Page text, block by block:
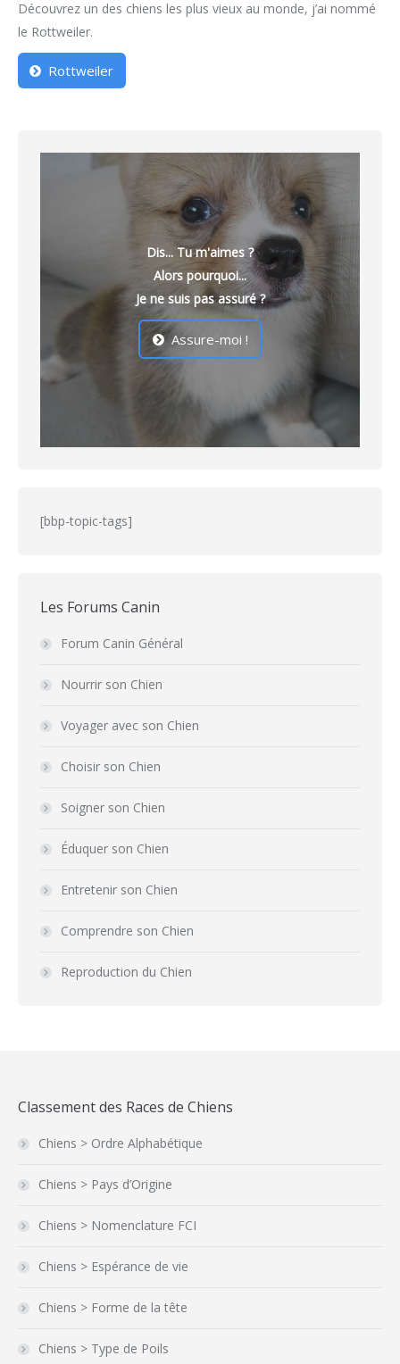
Découvrez un des chiens les plus vieux au monde, j’ai nommé
le Rottweiler.
Rottweiler
Dis... Tu m'aimes ?
Alors pourquoi...
Je ne suis pas assuré ?
Assure-moi !
[bbp-topic-tags]
Les Forums Canin
Forum Canin Général
Nourrir son Chien
Voyager avec son Chien
Choisir son Chien
Soigner son Chien
Éduquer son Chien
Entretenir son Chien
Comprendre son Chien
Reproduction du Chien
Classement des Races de Chiens
Chiens > Ordre Alphabétique
Chiens > Pays d’Origine
Chiens > Nomenclature FCI
Chiens > Espérance de vie
Chiens > Forme de la tête
Chiens > Type de Poils